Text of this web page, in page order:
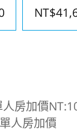
房加價
人房加價